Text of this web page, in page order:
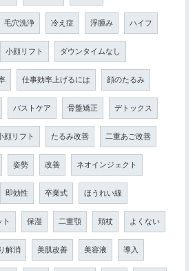
毛穴洗浄 冷え症 浮腫み ハイフ
小顔リフト ダウンタイムなし
仕事効率上げるには 顔のたるみ
バストケア 骨盤矯正 デトックス
顔リフト たるみ改善 二重あご改善
姿勢 改善 ネオインジェクト
即効性 卒業式 ほうれい線
ト 保湿 二重顎 頬杖 よくない
解消 美肌改善 美容液 導入